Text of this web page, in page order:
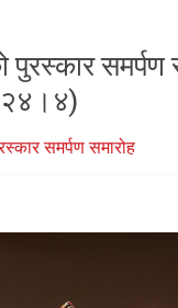
समर्पण
समर्पण समारोह